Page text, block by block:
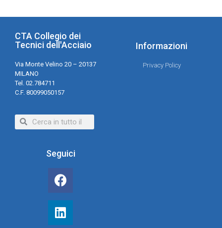
CTA Collegio dei
Tecnici dell'Acciaio
Via Monte Velino 20 – 20137
MILANO
Tel. 02.784711
C.F. 80099050157
Informazioni
Privacy Policy
Seguici